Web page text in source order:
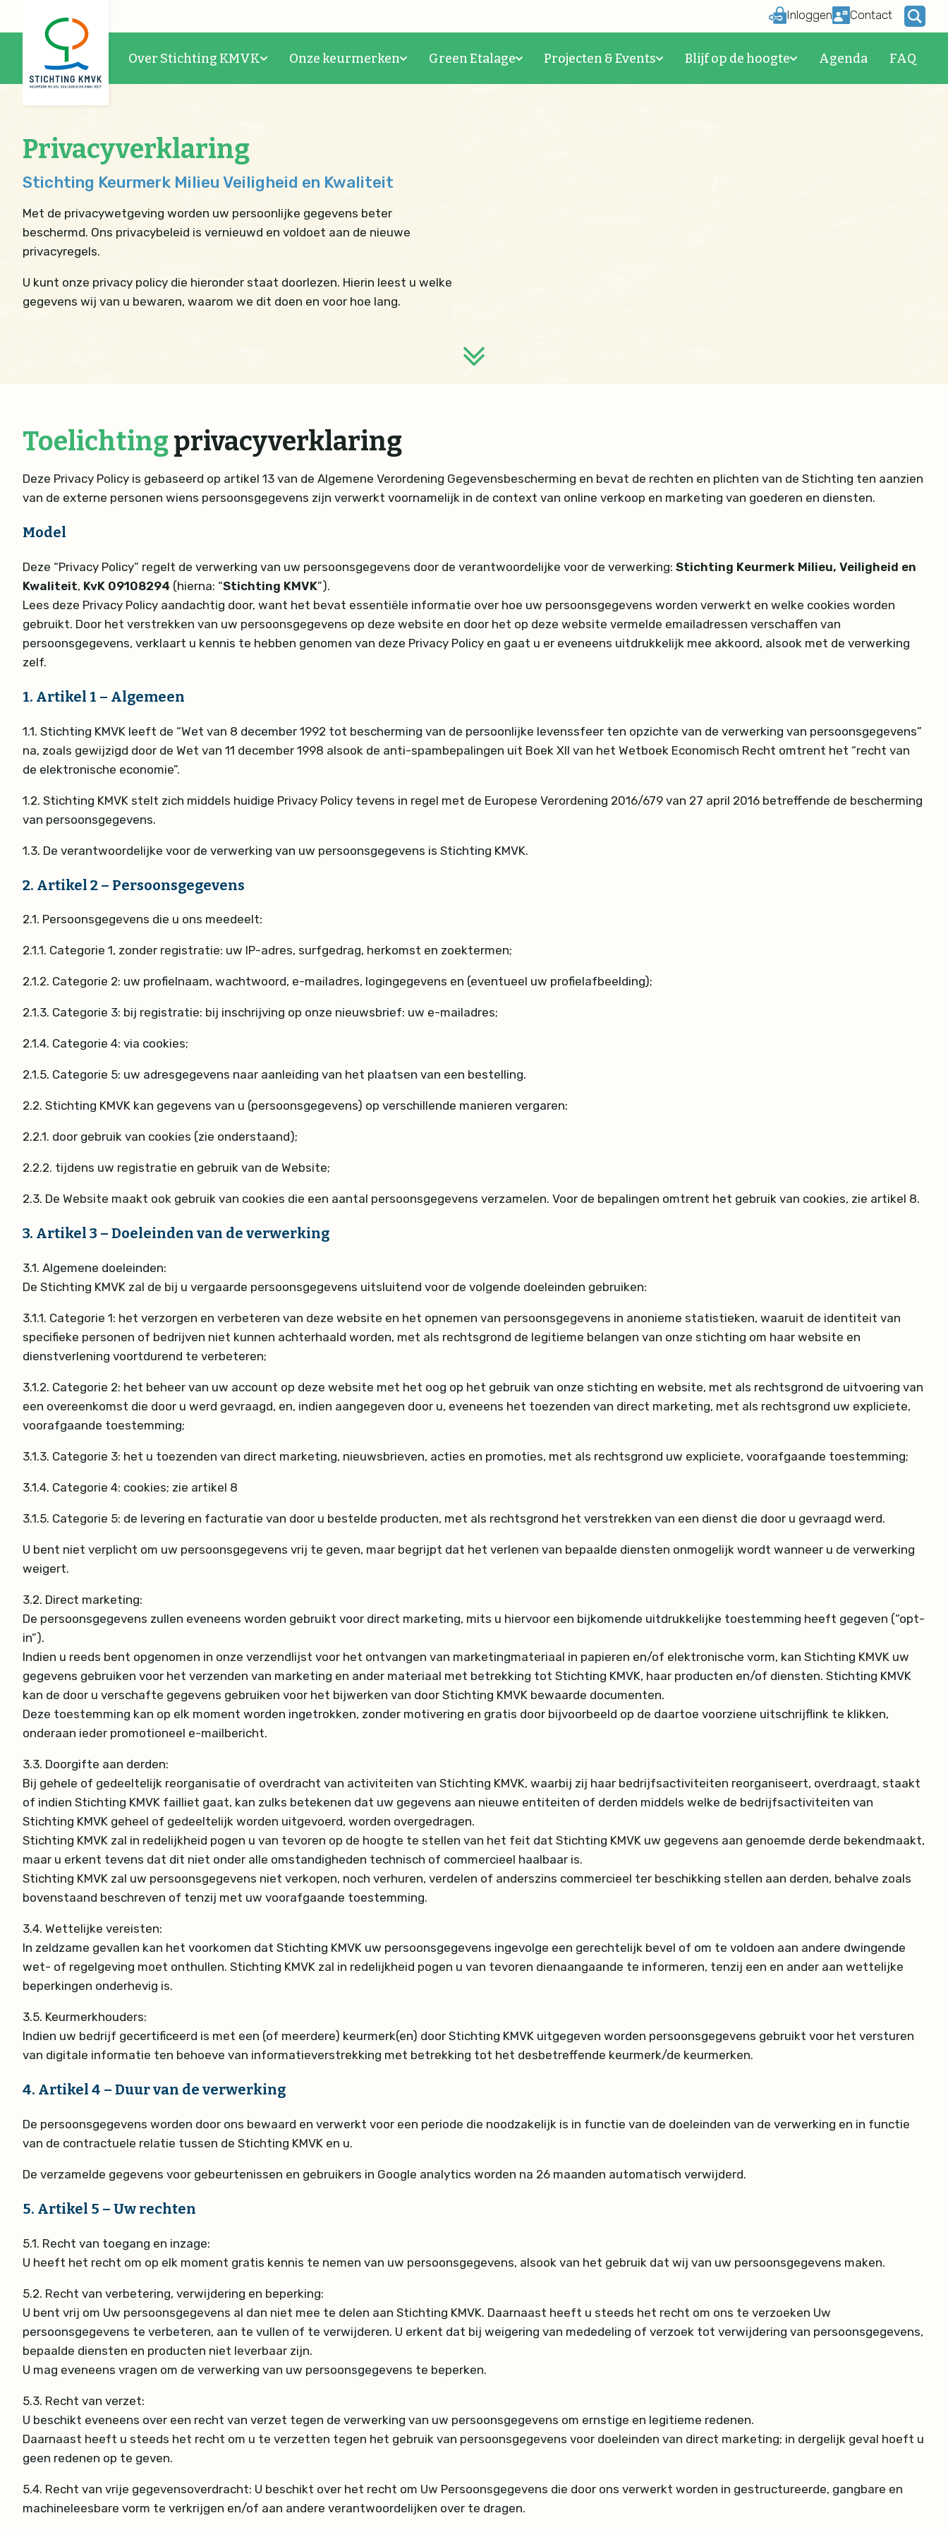
Inloggen Contact
Over Stichting KMVK Onze keurmerken Green Etalage Projecten & Events Blijf op de hoogte Agenda FAQ
Privacyverklaring
Stichting Keurmerk Milieu Veiligheid en Kwaliteit
Met de privacywetgeving worden uw persoonlijke gegevens beter
beschermd. Ons privacybeleid is vernieuwd en voldoet aan de nieuwe
privacyregels.
U kunt onze privacy policy die hieronder staat doorlezen. Hierin leest u welke
gegevens wij van u bewaren, waarom we dit doen en voor hoe lang.
Toelichtingprivacyverklaring
Deze Privacy Policy is gebaseerd op artikel 13 van de Algemene Verordening Gegevensbescherming en bevat de rechten en plichten van de Stichting ten aanzien
van de externe personen wiens persoonsgegevens zijn verwerkt voornamelijk in de context van online verkoop en marketing van goederen en diensten.
Model
Deze “Privacy Policy” regelt de verwerking van uw persoonsgegevens door de verantwoordelijke voor de verwerking: Stichting Keurmerk Milieu, Veiligheid en
Kwaliteit, KvK 09108294 (hierna: “Stichting KMVK”).
Lees deze Privacy Policy aandachtig door, want het bevat essentiële informatie over hoe uw persoonsgegevens worden verwerkt en welke cookies worden
gebruikt. Door het verstrekken van uw persoonsgegevens op deze website en door het op deze website vermelde emailadressen verschaffen van
persoonsgegevens, verklaart u kennis te hebben genomen van deze Privacy Policy en gaat u er eveneens uitdrukkelijk mee akkoord, alsook met de verwerking
zelf.
1. Artikel 1 – Algemeen
1.1. Stichting KMVK leeft de “Wet van 8 december 1992 tot bescherming van de persoonlijke levenssfeer ten opzichte van de verwerking van persoonsgegevens”
na, zoals gewijzigd door de Wet van 11 december 1998 alsook de anti-spambepalingen uit Boek XII van het Wetboek Economisch Recht omtrent het “recht van
de elektronische economie”.
1.2. Stichting KMVK stelt zich middels huidige Privacy Policy tevens in regel met de Europese Verordening 2016/679 van 27 april 2016 betreffende de bescherming
van persoonsgegevens.
1.3. De verantwoordelijke voor de verwerking van uw persoonsgegevens is Stichting KMVK.
2. Artikel 2 – Persoonsgegevens
2.1. Persoonsgegevens die u ons meedeelt:
2.1.1. Categorie 1, zonder registratie: uw IP-adres, surfgedrag, herkomst en zoektermen;
2.1.2. Categorie 2: uw profielnaam, wachtwoord, e-mailadres, logingegevens en (eventueel uw profielafbeelding);
2.1.3. Categorie 3: bij registratie: bij inschrijving op onze nieuwsbrief: uw e-mailadres;
2.1.4. Categorie 4: via cookies;
2.1.5. Categorie 5: uw adresgegevens naar aanleiding van het plaatsen van een bestelling.
2.2. Stichting KMVK kan gegevens van u (persoonsgegevens) op verschillende manieren vergaren:
2.2.1. door gebruik van cookies (zie onderstaand);
2.2.2. tijdens uw registratie en gebruik van de Website;
2.3. De Website maakt ook gebruik van cookies die een aantal persoonsgegevens verzamelen. Voor de bepalingen omtrent het gebruik van cookies, zie artikel 8.
3. Artikel 3 – Doeleinden van de verwerking
3.1. Algemene doeleinden:
De Stichting KMVK zal de bij u vergaarde persoonsgegevens uitsluitend voor de volgende doeleinden gebruiken:
3.1.1. Categorie 1: het verzorgen en verbeteren van deze website en het opnemen van persoonsgegevens in anonieme statistieken, waaruit de identiteit van
specifieke personen of bedrijven niet kunnen achterhaald worden, met als rechtsgrond de legitieme belangen van onze stichting om haar website en
dienstverlening voortdurend te verbeteren;
3.1.2. Categorie 2: het beheer van uw account op deze website met het oog op het gebruik van onze stichting en website, met als rechtsgrond de uitvoering van
een overeenkomst die door u werd gevraagd, en, indien aangegeven door u, eveneens het toezenden van direct marketing, met als rechtsgrond uw expliciete,
voorafgaande toestemming;
3.1.3. Categorie 3: het u toezenden van direct marketing, nieuwsbrieven, acties en promoties, met als rechtsgrond uw expliciete, voorafgaande toestemming;
3.1.4. Categorie 4: cookies; zie artikel 8
3.1.5. Categorie 5: de levering en facturatie van door u bestelde producten, met als rechtsgrond het verstrekken van een dienst die door u gevraagd werd.
U bent niet verplicht om uw persoonsgegevens vrij te geven, maar begrijpt dat het verlenen van bepaalde diensten onmogelijk wordt wanneer u de verwerking
weigert.
3.2. Direct marketing:
De persoonsgegevens zullen eveneens worden gebruikt voor direct marketing, mits u hiervoor een bijkomende uitdrukkelijke toestemming heeft gegeven (“opt-
in”).
Indien u reeds bent opgenomen in onze verzendlijst voor het ontvangen van marketingmateriaal in papieren en/of elektronische vorm, kan Stichting KMVK uw
gegevens gebruiken voor het verzenden van marketing en ander materiaal met betrekking tot Stichting KMVK, haar producten en/of diensten. Stichting KMVK
kan de door u verschafte gegevens gebruiken voor het bijwerken van door Stichting KMVK bewaarde documenten.
Deze toestemming kan op elk moment worden ingetrokken, zonder motivering en gratis door bijvoorbeeld op de daartoe voorziene uitschrijflink te klikken,
onderaan ieder promotioneel e-mailbericht.
3.3. Doorgifte aan derden:
Bij gehele of gedeeltelijk reorganisatie of overdracht van activiteiten van Stichting KMVK, waarbij zij haar bedrijfsactiviteiten reorganiseert, overdraagt, staakt
of indien Stichting KMVK failliet gaat, kan zulks betekenen dat uw gegevens aan nieuwe entiteiten of derden middels welke de bedrijfsactiviteiten van
Stichting KMVK geheel of gedeeltelijk worden uitgevoerd, worden overgedragen.
Stichting KMVK zal in redelijkheid pogen u van tevoren op de hoogte te stellen van het feit dat Stichting KMVK uw gegevens aan genoemde derde bekendmaakt,
maar u erkent tevens dat dit niet onder alle omstandigheden technisch of commercieel haalbaar is.
Stichting KMVK zal uw persoonsgegevens niet verkopen, noch verhuren, verdelen of anderszins commercieel ter beschikking stellen aan derden, behalve zoals
bovenstaand beschreven of tenzij met uw voorafgaande toestemming.
3.4. Wettelijke vereisten:
In zeldzame gevallen kan het voorkomen dat Stichting KMVK uw persoonsgegevens ingevolge een gerechtelijk bevel of om te voldoen aan andere dwingende
wet- of regelgeving moet onthullen. Stichting KMVK zal in redelijkheid pogen u van tevoren dienaangaande te informeren, tenzij een en ander aan wettelijke
beperkingen onderhevig is.
3.5. Keurmerkhouders:
Indien uw bedrijf gecertificeerd is met een (of meerdere) keurmerk(en) door Stichting KMVK uitgegeven worden persoonsgegevens gebruikt voor het versturen
van digitale informatie ten behoeve van informatieverstrekking met betrekking tot het desbetreffende keurmerk/de keurmerken.
4. Artikel 4 – Duur van de verwerking
De persoonsgegevens worden door ons bewaard en verwerkt voor een periode die noodzakelijk is in functie van de doeleinden van de verwerking en in functie
van de contractuele relatie tussen de Stichting KMVK en u.
De verzamelde gegevens voor gebeurtenissen en gebruikers in Google analytics worden na 26 maanden automatisch verwijderd.
5. Artikel 5 – Uw rechten
5.1. Recht van toegang en inzage:
U heeft het recht om op elk moment gratis kennis te nemen van uw persoonsgegevens, alsook van het gebruik dat wij van uw persoonsgegevens maken.
5.2. Recht van verbetering, verwijdering en beperking:
U bent vrij om Uw persoonsgegevens al dan niet mee te delen aan Stichting KMVK. Daarnaast heeft u steeds het recht om ons te verzoeken Uw
persoonsgegevens te verbeteren, aan te vullen of te verwijderen. U erkent dat bij weigering van mededeling of verzoek tot verwijdering van persoonsgegevens,
bepaalde diensten en producten niet leverbaar zijn.
U mag eveneens vragen om de verwerking van uw persoonsgegevens te beperken.
5.3. Recht van verzet:
U beschikt eveneens over een recht van verzet tegen de verwerking van uw persoonsgegevens om ernstige en legitieme redenen.
Daarnaast heeft u steeds het recht om u te verzetten tegen het gebruik van persoonsgegevens voor doeleinden van direct marketing; in dergelijk geval hoeft u
geen redenen op te geven.
5.4. Recht van vrije gegevensoverdracht: U beschikt over het recht om Uw Persoonsgegevens die door ons verwerkt worden in gestructureerde, gangbare en
machineleesbare vorm te verkrijgen en/of aan andere verantwoordelijken over te dragen.